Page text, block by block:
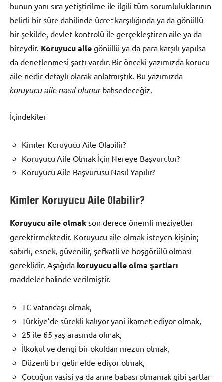
bunun yanı sıra yetiştirilme ile ilgili tüm sorumluluklarının
belirli bir süre dahilinde ücret karşılığında ya da gönüllü
bir şekilde, devlet kontrolü ile gerçekleştiren aile ya da
bireydir. Koruyucu aile gönüllü ya da para karşılı yapılsa
da denetlenmesi şartı vardır. Bir önceki yazımızda korucu
aile nedir detaylı olarak anlatmıştık. Bu yazımızda
koruyucu aile nasıl olunurbahsedeceğiz.
İçindekiler
Kimler Koruyucu Aile Olabilir?
Koruyucu Aile Olmak İçin Nereye Başvurulur?
Koruyucu Aile Başvurusu Nasıl Yapılır?
Kimler Koruyucu Aile Olabilir?
Koruyucu aile olmak son derece önemli meziyetler
gerektirmektedir. Koruyucu aile olmak isteyen kişinin;
sabırlı, esnek, güvenilir, şefkatli ve hoşgörülü olması
gereklidir. Aşağıda koruyucu aile olma şartları
maddeler halinde verilmiştir.
TC vatandaşı olmak,
Türkiye’de sürekli kalıyor yani ikamet ediyor olmak,
25 ile 65 yaş arasında olmak,
İlkokul ve dengi bir okuldan mezun olmak,
Düzenli bir gelir elde ediyor olmak,
Çocuğun vasisi ya da anne babası olmamak gibi şartlar